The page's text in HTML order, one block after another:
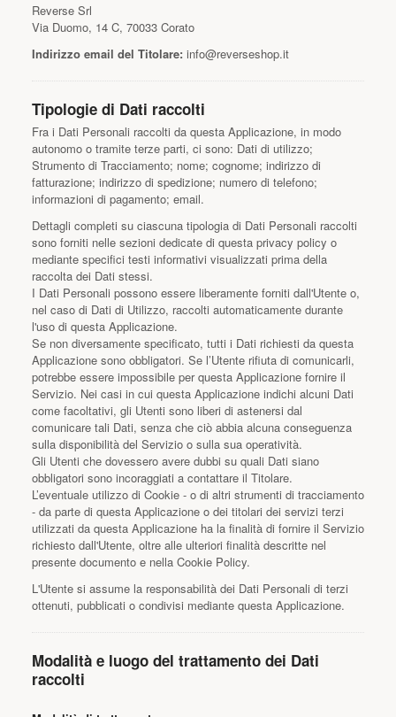
Reverse Srl
Via Duomo, 14 C, 70033 Corato
Indirizzo email del Titolare: info@reverseshop.it
Tipologie di Dati raccolti
Fra i Dati Personali raccolti da questa Applicazione, in modo
autonomo o tramite terze parti, ci sono: Dati di utilizzo;
Strumento di Tracciamento; nome; cognome; indirizzo di
fatturazione; indirizzo di spedizione; numero di telefono;
informazioni di pagamento; email.
Dettagli completi su ciascuna tipologia di Dati Personali raccolti
sono forniti nelle sezioni dedicate di questa privacy policy o
mediante specifici testi informativi visualizzati prima della
raccolta dei Dati stessi.
I Dati Personali possono essere liberamente forniti dall'Utente o,
nel caso di Dati di Utilizzo, raccolti automaticamente durante
l'uso di questa Applicazione.
Se non diversamente specificato, tutti i Dati richiesti da questa
Applicazione sono obbligatori. Se l’Utente rifiuta di comunicarli,
potrebbe essere impossibile per questa Applicazione fornire il
Servizio. Nei casi in cui questa Applicazione indichi alcuni Dati
come facoltativi, gli Utenti sono liberi di astenersi dal
comunicare tali Dati, senza che ciò abbia alcuna conseguenza
sulla disponibilità del Servizio o sulla sua operatività.
Gli Utenti che dovessero avere dubbi su quali Dati siano
obbligatori sono incoraggiati a contattare il Titolare.
L’eventuale utilizzo di Cookie - o di altri strumenti di tracciamento
- da parte di questa Applicazione o dei titolari dei servizi terzi
utilizzati da questa Applicazione ha la finalità di fornire il Servizio
richiesto dall'Utente, oltre alle ulteriori finalità descritte nel
presente documento e nella Cookie Policy.
L'Utente si assume la responsabilità dei Dati Personali di terzi
ottenuti, pubblicati o condivisi mediante questa Applicazione.
Modalità e luogo del trattamento dei Dati
raccolti